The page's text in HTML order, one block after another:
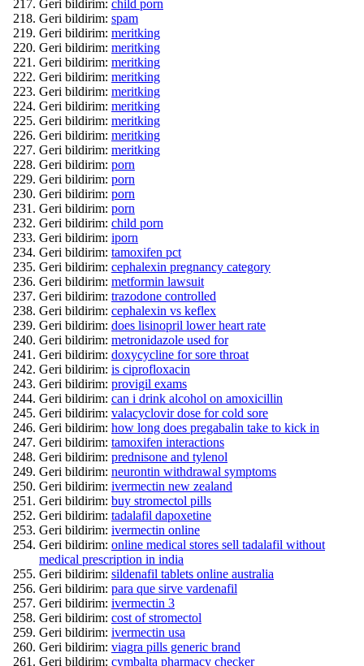
Geri bildirim: child porn
Geri bildirim: spam
Geri bildirim: meritking
Geri bildirim: meritking
Geri bildirim: meritking
Geri bildirim: meritking
Geri bildirim: meritking
Geri bildirim: meritking
Geri bildirim: meritking
Geri bildirim: meritking
Geri bildirim: meritking
Geri bildirim: porn
Geri bildirim: porn
Geri bildirim: porn
Geri bildirim: porn
Geri bildirim: child porn
Geri bildirim: iporn
Geri bildirim: tamoxifen pct
Geri bildirim: cephalexin pregnancy category
Geri bildirim: metformin lawsuit
Geri bildirim: trazodone controlled
Geri bildirim: cephalexin vs keflex
Geri bildirim: does lisinopril lower heart rate
Geri bildirim: metronidazole used for
Geri bildirim: doxycycline for sore throat
Geri bildirim: is ciprofloxacin
Geri bildirim: provigil exams
Geri bildirim: can i drink alcohol on amoxicillin
Geri bildirim: valacyclovir dose for cold sore
Geri bildirim: how long does pregabalin take to kick in
Geri bildirim: tamoxifen interactions
Geri bildirim: prednisone and tylenol
Geri bildirim: neurontin withdrawal symptoms
Geri bildirim: ivermectin new zealand
Geri bildirim: buy stromectol pills
Geri bildirim: tadalafil dapoxetine
Geri bildirim: ivermectin online
Geri bildirim: online medical stores sell tadalafil without
medical prescription in india
Geri bildirim: sildenafil tablets online australia
Geri bildirim: para que sirve vardenafil
Geri bildirim: ivermectin 3
Geri bildirim: cost of stromectol
Geri bildirim: ivermectin usa
Geri bildirim: viagra pills generic brand
Geri bildirim: cymbalta pharmacy checker